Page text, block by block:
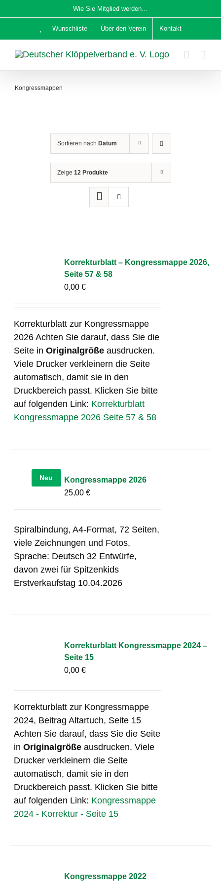
Inhalt
Wie Sie Mitglied werden…
Wunschliste Über den Verein Kontakt
Kongressmappen
Sortieren nach Datum
Zeige 12 Produkte
Korrekturblatt – Kongressmappe 2026,
Seite 57 & 58
0,00€
Korrekturblatt zur Kongressmappe
2026 Achten Sie darauf, dass Sie die
Seite inOriginalgröße ausdrucken.
Viele Drucker verkleinern die Seite
automatisch, damit sie in den
Druckbereich passt. Klicken Sie bitte
auf folgenden Link: Korrekturblatt
Kongressmappe 2026 Seite 57 & 58
Neu
Kongressmappe 2026
25,00€
Spiralbindung, A4-Format, 72 Seiten,
viele Zeichnungen und Fotos,
Sprache: Deutsch 32 Entwürfe,
davon zwei für Spitzenkids
Erstverkaufstag 10.04.2026
Korrekturblatt Kongressmappe 2024 –
Seite 15
0,00€
Korrekturblatt zur Kongressmappe
2024, Beitrag Altartuch, Seite 15
Achten Sie darauf, dass Sie die Seite
inOriginalgröße ausdrucken. Viele
Drucker verkleinern die Seite
automatisch, damit sie in den
Druckbereich passt. Klicken Sie bitte
auf folgenden Link: Kongressmappe
2024 - Korrektur - Seite 15
Kongressmappe 2022